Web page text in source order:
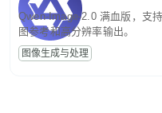
Qwen-Image-2.0 满血版，支
图参考和高分辨率输出。
图像生成与处理